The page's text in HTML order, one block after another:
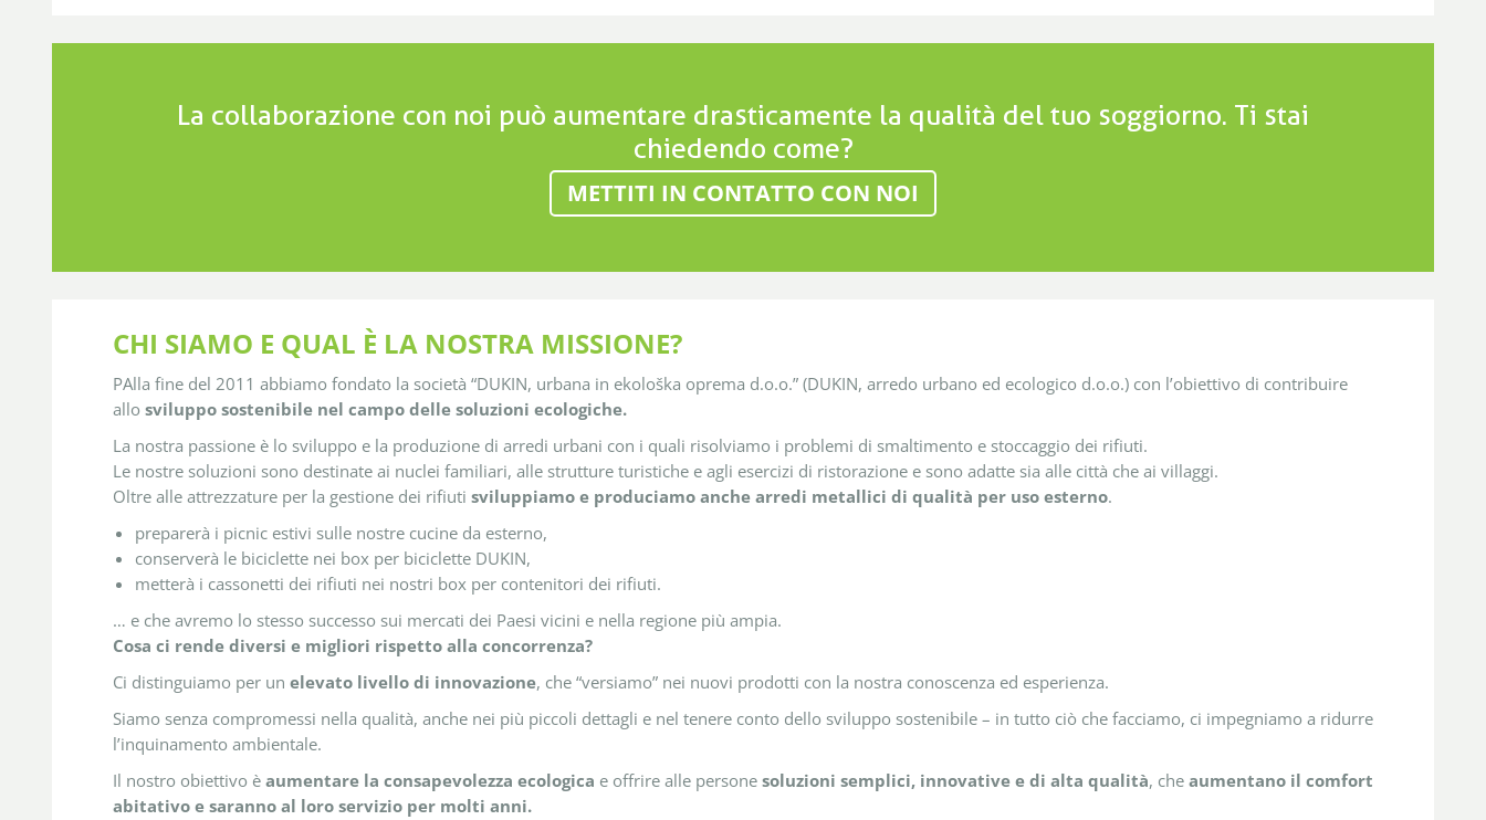
La collaborazione con noi può aumentare drasticamente la qualità del tuo soggiorno. Ti stai
chiedendo come?
METTITI IN CONTATTO CON NOI
CHI SIAMO E QUAL È LA NOSTRA MISSIONE?
PAlla fine del 2011 abbiamo fondato la società “DUKIN, urbana in ekološka oprema d.o.o.” (DUKIN, arredo urbano ed ecologico d.o.o.) con l’obiettivo di contribuire
allo sviluppo sostenibile nel campo delle soluzioni ecologiche.
La nostra passione è lo sviluppo e la produzione di arredi urbani con i quali risolviamo i problemi di smaltimento e stoccaggio dei rifiuti.
Le nostre soluzioni sono destinate ai nuclei familiari, alle strutture turistiche e agli esercizi di ristorazione e sono adatte sia alle città che ai villaggi.
Oltre alle attrezzature per la gestione dei rifiuti sviluppiamo e produciamo anche arredi metallici di qualità per uso esterno.
preparerà i picnic estivi sulle nostre cucine da esterno,
conserverà le biciclette nei box per biciclette DUKIN,
metterà i cassonetti dei rifiuti nei nostri box per contenitori dei rifiuti.
… e che avremo lo stesso successo sui mercati dei Paesi vicini e nella regione più ampia.
Cosa ci rende diversi e migliori rispetto alla concorrenza?
Ci distinguiamo per un elevato livello di innovazione, che “versiamo” nei nuovi prodotti con la nostra conoscenza ed esperienza.
Siamo senza compromessi nella qualità, anche nei più piccoli dettagli e nel tenere conto dello sviluppo sostenibile – in tutto ciò che facciamo, ci impegniamo a ridurre
l’inquinamento ambientale.
Il nostro obiettivo è aumentare la consapevolezza ecologica e offrire alle persone soluzioni semplici, innovative e di alta qualità, che aumentano il comfort
abitativo e saranno al loro servizio per molti anni.